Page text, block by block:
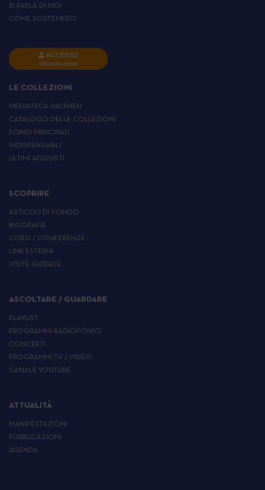
SI PARLA DI NOI
COME SOSTENERCI
ACCESSO
REGISTRAZIONE
LE COLLEZIONI
MEDIATECA HALPHEN
CATALOGO DELLE COLLEZIONI
FONDI PRINCIPALI
INDISPENSABILI
ULTIMI ACQUISTI
SCOPRIRE
ARTICOLI DI FONDO
BIOGRAFIE
CORSI / CONFERENZE
LINK ESTERNI
VISITE GUIDATE
ASCOLTARE / GUARDARE
PLAYLIST
PROGRAMMI RADIOFONICI
CONCERTI
PROGRAMMI TV / VIDEO
CANALE YOUTUBE
ATTUALITÀ
MANIFESTAZIONI
PUBBLICAZIONI
AGENDA